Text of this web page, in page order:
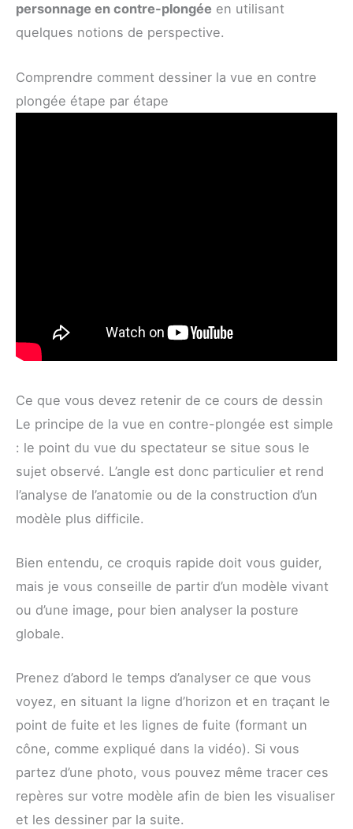
personnage en contre-plongée en utilisant
quelques notions de perspective.
Comprendre comment dessiner la vue en contre
plongée étape par étape
Ce que vous devez retenir de ce cours de dessin
Le principe de la vue en contre-plongée est simple
: le point du vue du spectateur se situe sous le
sujet observé. L’angle est donc particulier et rend
l’analyse de l’anatomie ou de la construction d’un
modèle plus difficile.
Bien entendu, ce croquis rapide doit vous guider,
mais je vous conseille de partir d’un modèle vivant
ou d’une image, pour bien analyser la posture
globale.
Prenez d’abord le temps d’analyser ce que vous
voyez, en situant la ligne d’horizon et en traçant le
point de fuite et les lignes de fuite (formant un
cône, comme expliqué dans la vidéo). Si vous
partez d’une photo, vous pouvez même tracer ces
repères sur votre modèle afin de bien les visualiser
et les dessiner par la suite.